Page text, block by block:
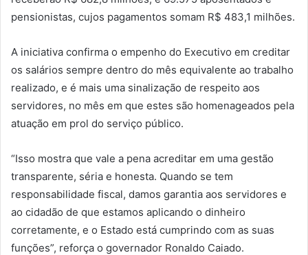
pensionistas, cujos pagamentos somam R$ 483,1 milhões.
A iniciativa confirma o empenho do Executivo em creditar
os salários sempre dentro do mês equivalente ao trabalho
realizado, e é mais uma sinalização de respeito aos
servidores, no mês em que estes são homenageados pela
atuação em prol do serviço público.
“Isso mostra que vale a pena acreditar em uma gestão
transparente, séria e honesta. Quando se tem
responsabilidade fiscal, damos garantia aos servidores e
ao cidadão de que estamos aplicando o dinheiro
corretamente, e o Estado está cumprindo com as suas
funções”, reforça o governador Ronaldo Caiado.